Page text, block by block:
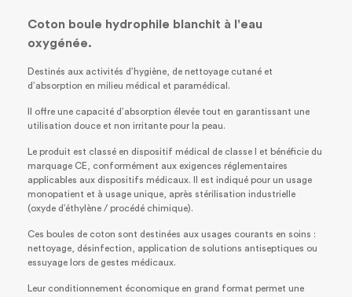
Coton boule hydrophile blanchit à l'eau
oxygénée.
Destinés aux activités d’hygiène, de nettoyage cutané et
d’absorption en milieu médical et paramédical.
Il offre une capacité d’absorption élevée tout en garantissant une
utilisation douce et non irritante pour la peau.
Le produit est classé en dispositif médical de classe I et bénéficie du
marquage CE, conformément aux exigences réglementaires
applicables aux dispositifs médicaux. Il est indiqué pour un usage
monopatient et à usage unique, après stérilisation industrielle
(oxyde d’éthylène / procédé chimique).
Ces boules de coton sont destinées aux usages courants en soins :
nettoyage, désinfection, application de solutions antiseptiques ou
essuyage lors de gestes médicaux.
Leur conditionnement économique en grand format permet une